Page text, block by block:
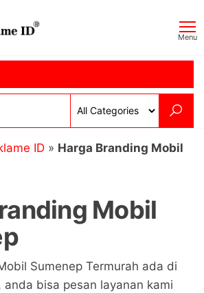
ID
Menu
ID » Harga Branding Mobil
Mobil
Sumenep Termurah ada di
anda bisa pesan layanan kami